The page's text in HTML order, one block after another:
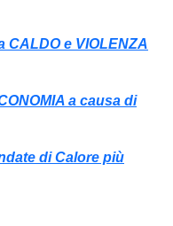
CALDO e VIOLENZA
a causa di
di Calore più